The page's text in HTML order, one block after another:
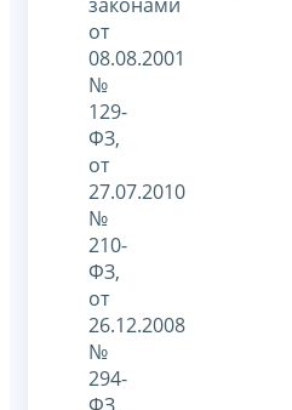
от
08.08.2001
№
129-
ФЗ,
от
27.07.2010
№
210-
ФЗ,
от
26.12.2008
№
294-